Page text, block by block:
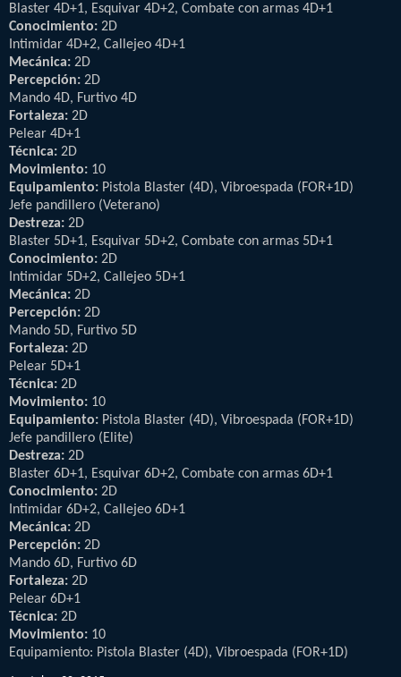
Blaster 4D+1, Esquivar 4D+2, Combate con armas 4D+1
Conocimiento: 2D
Intimidar 4D+2, Callejeo 4D+1
Mecánica: 2D
Percepción: 2D
Mando 4D, Furtivo 4D
Fortaleza: 2D
Pelear 4D+1
Técnica: 2D
Movimiento: 10
Equipamiento: Pistola Blaster (4D), Vibroespada (FOR+1D)
Jefe pandillero (Veterano)
Destreza: 2D
Blaster 5D+1, Esquivar 5D+2, Combate con armas 5D+1
Conocimiento: 2D
Intimidar 5D+2, Callejeo 5D+1
Mecánica: 2D
Percepción: 2D
Mando 5D, Furtivo 5D
Fortaleza: 2D
Pelear 5D+1
Técnica: 2D
Movimiento: 10
Equipamiento: Pistola Blaster (4D), Vibroespada (FOR+1D)
Jefe pandillero (Elite)
Destreza: 2D
Blaster 6D+1, Esquivar 6D+2, Combate con armas 6D+1
Conocimiento: 2D
Intimidar 6D+2, Callejeo 6D+1
Mecánica: 2D
Percepción: 2D
Mando 6D, Furtivo 6D
Fortaleza: 2D
Pelear 6D+1
Técnica: 2D
Movimiento: 10
Equipamiento: Pistola Blaster (4D), Vibroespada (FOR+1D)